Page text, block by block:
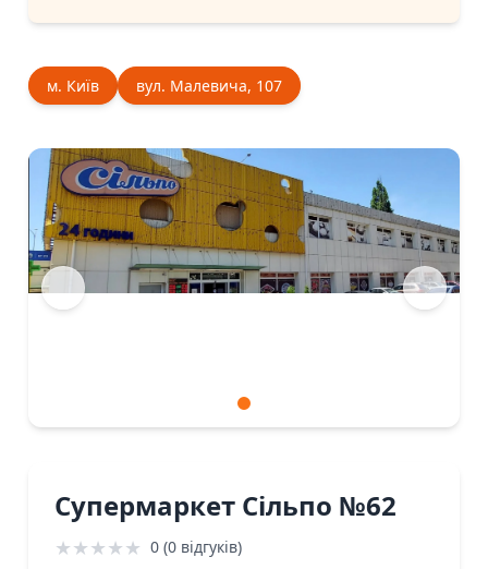
м. Київ вул. Малевича, 107
Супермаркет Сiльпо №62
★★★★★ 0 (0 відгуків)